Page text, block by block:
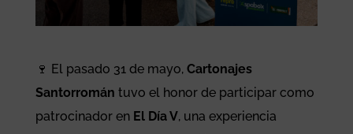
🍷 El pasado 31 de mayo, Cartonajes
Santorromán tuvo el honor de participar como
patrocinador en El Día V, una experiencia